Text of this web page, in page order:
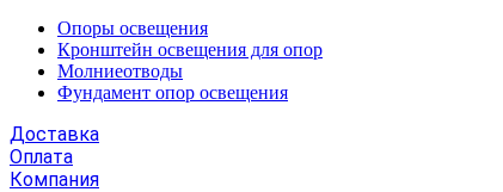
Опоры освещения
Кронштейн освещения для опор
Молниеотводы
Фундамент опор освещения
Доставка
Оплата
Компания